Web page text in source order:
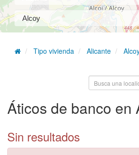
Tipo vivienda Alicante
Áticos de banco en
Sin resultados